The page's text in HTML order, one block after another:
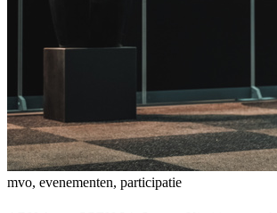
mvo, evenementen, participatie